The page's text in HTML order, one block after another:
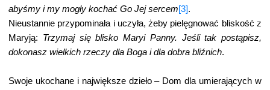
abyśmy i my mogły kochać Go Jej sercem[3].
Nieustannie przypominała i uczyła, żeby pielęgnować bliskość z
Maryją: Trzymaj się blisko Maryi Panny. Jeśli tak postąpisz,
dokonasz wielkich rzeczy dla Boga i dla dobra bliźnich.
Swoje ukochane i największe dzieło – Dom dla umierających w